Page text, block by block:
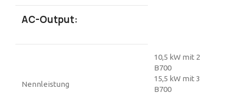
AC-Output:
Nennleistung
10,5 kW mit 2
B700
15,5 kW mit 3
B700